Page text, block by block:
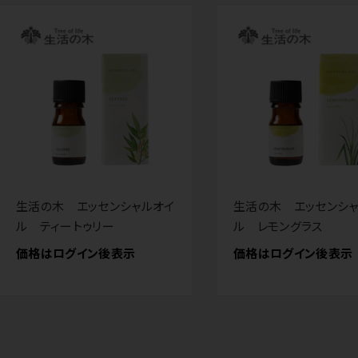
生活の木 エッセンシャルオイ
ル ティートゥリー
価格はログイン後表示
生活の木 エッセンシ
ル レモングラス
価格はログイン後表示